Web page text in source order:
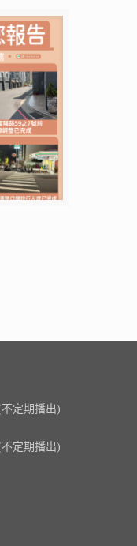
定期播出)
定期播出)